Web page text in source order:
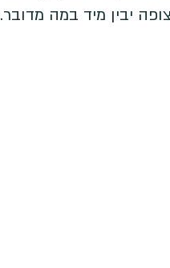
יבין מיד במה מדובר.